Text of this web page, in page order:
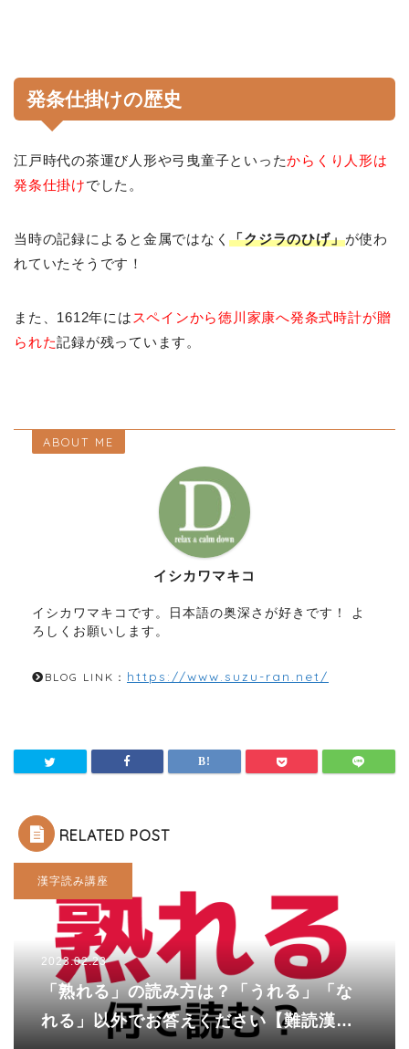
発条仕掛けの歴史
江戸時代の茶運び人形や弓曳童子といったからくり人形は
発条仕掛けでした。
当時の記録によると金属ではなく「クジラのひげ」が使わ
れていたそうです！
また、1612年には スペインから徳川家康へ発条式時計が贈
られた記録が残っています。
ABOUT ME
イシカワマキコ
イシカワマキコです。日本語の奥深さが好きです！ よ
ろしくお願いします。
BLOG LINK： https://www.suzu-ran.net/
RELATED POST
漢字読み講座
2023.02.23
「熟れる」の読み方は？「うれる」「な
れる」以外でお答えください【難読漢